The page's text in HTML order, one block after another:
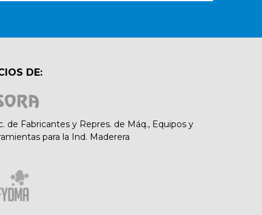
DE:
de Fabricantes y Repres. de Máq., Equipos y
para la Ind. Maderera